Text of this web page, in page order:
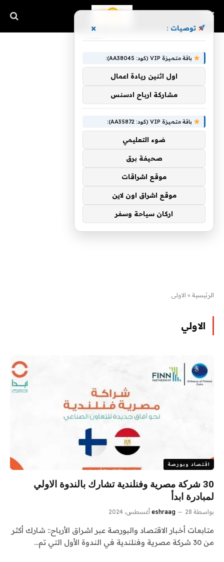
الرئيسية » الاولي
الاولي
اقتصاد وبورصة
30 شركة مصرية وفنلندية تشارك بالندوة الاولي
لمبادرة ابدأ
بواسطة eshraag 28 أغسطس، 2024
متابعات أخبار الاقتصاد والبورصة عبر اشراق الأرباح:: شارك أكثر
من 30 شركة مصرية وفنلندية في الندوة الأول التي تم…
توصيات : ×
باقة متميزة VIP (كود: AA38045):
اول اثنين ريادة اعمال
مشاركة ارباح ادسنس
باقة متميزة VIP (كود: AA35872):
ضوء التعليمي
صحيفة برق
موقع اشراقات
موقع اشراق اون لاين
اركان سياحة وسفر